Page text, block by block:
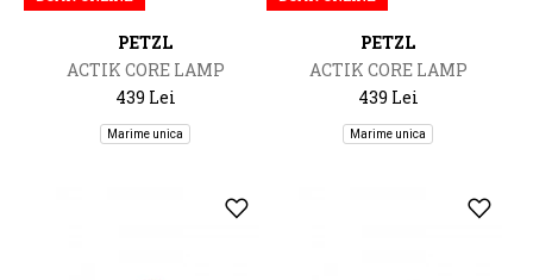
PETZL
ACTIK CORE LAMP
439 Lei
Marime unica
PETZL
ACTIK CORE LAMP
439 Lei
Marime unica